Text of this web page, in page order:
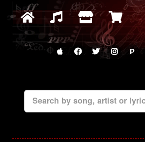
P
Search by song, artist or